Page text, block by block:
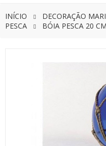
INÍCIO DECORAÇÃO
PESCA
BÓIA PESCA 20 CM